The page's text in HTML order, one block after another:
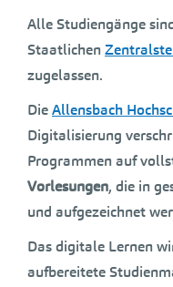
Alle Studiengänge
Staatlichen
zugelassen.
DieAllensbach
Digitalisierung
Programmen auf
Vorlesungen, die in
und aufgezeichnet
Das digitale Lernen
aufbereitete